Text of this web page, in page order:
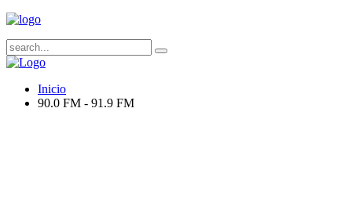
Inicio
90.0 FM - 91.9 FM